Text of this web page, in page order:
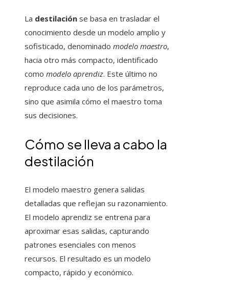
La destilación se basa en trasladar el
conocimiento desde un modelo amplio y
sofisticado, denominado modelo maestro,
hacia otro más compacto, identificado
como modelo aprendiz. Este último no
reproduce cada uno de los parámetros,
sino que asimila cómo el maestro toma
sus decisiones.
Cómo se lleva a cabo la
destilación
El modelo maestro genera salidas
detalladas que reflejan su razonamiento.
El modelo aprendiz se entrena para
aproximar esas salidas, capturando
patrones esenciales con menos
recursos. El resultado es un modelo
compacto, rápido y económico.